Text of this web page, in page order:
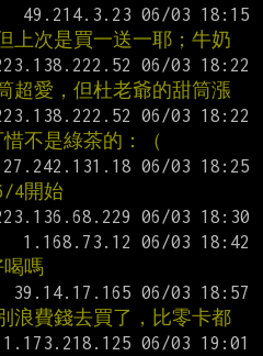
上次是買一送一耶；牛奶
超愛，但杜老爺的甜筒漲
不是綠茶的：（
4開始
嗎
浪費錢去買了，比零卡都